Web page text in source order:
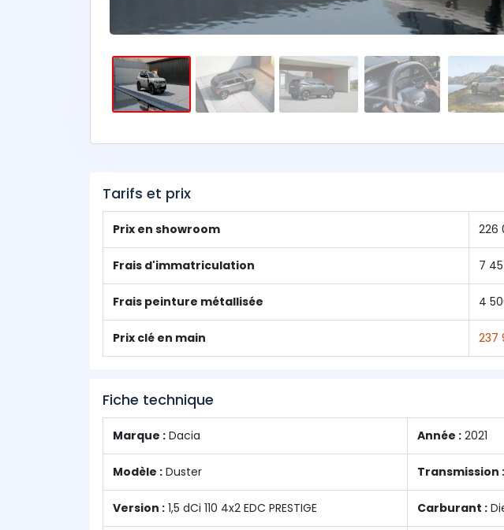
Tarifs et prix
Prix en showroom 226
Frais d'immatriculation 7
Frais peinture métallisée 4
Prix clé en main 237
Fiche technique
Marque : Dacia Année : 2021
Modèle : Duster Transmission :
Version : 1,5 dCi 110 4x2 EDC PRESTIGE Carburant :